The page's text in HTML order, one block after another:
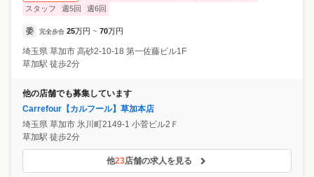
スタッフ
週5回 週6回
委 完全歩合 25万円 ~ 70万円
埼玉県 草加市 高砂2-10-18 第一佐藤ビル1F
草加駅 徒歩2分
他の店舗でも募集しています
Carrefour【カルフール】草加本店
埼玉県 草加市 氷川町2149-1 小菅ビル2Ｆ
草加駅 徒歩2分
他23店舗の求人を見る